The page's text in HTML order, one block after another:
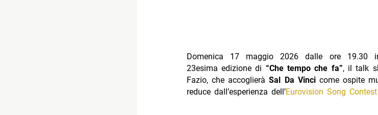
Domenica 17 maggio 2026 dalle ore 19.30
23esima edizione di “Che tempo che fa”, il talk
Fazio, che accoglieràSal Da Vincicome ospite
reduce dall’esperienza dell’Eurovision Song